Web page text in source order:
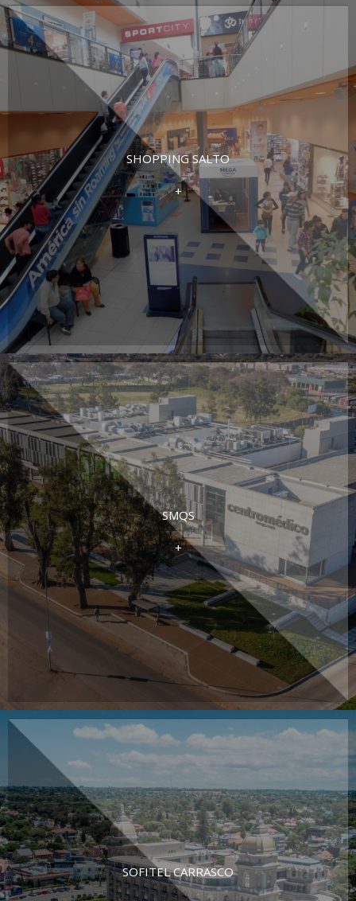
SHOPPING SALTO
+
SMQS
+
SOFITEL CARRASCO